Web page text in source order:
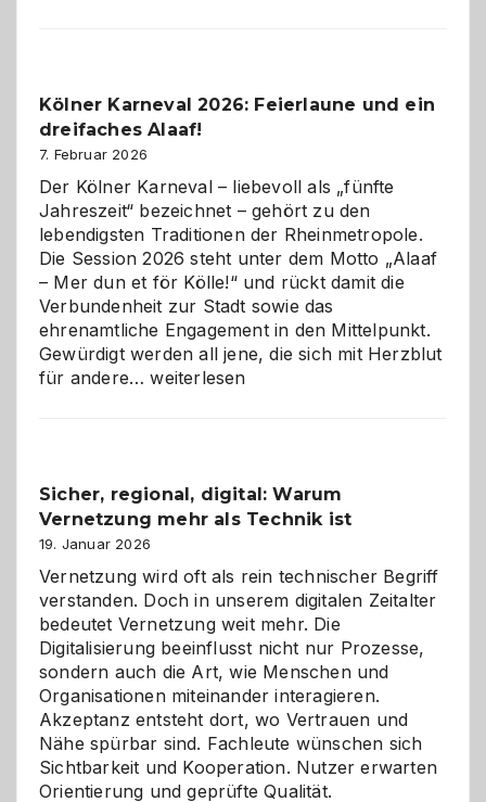
geworden
Kölner Karneval 2026: Feierlaune und ein
dreifaches Alaaf!
7. Februar 2026
Der Kölner Karneval – liebevoll als „fünfte
Jahreszeit“ bezeichnet – gehört zu den
lebendigsten Traditionen der Rheinmetropole.
Die Session 2026 steht unter dem Motto „Alaaf
– Mer dun et för Kölle!“ und rückt damit die
Verbundenheit zur Stadt sowie das
ehrenamtliche Engagement in den Mittelpunkt.
Gewürdigt werden all jene, die sich mit Herzblut
für andere…Kölner
ein
dreifaches
Alaaf!
weiterlesen
Sicher, regional, digital: Warum
Vernetzung mehr als Technik ist
19. Januar 2026
Vernetzung wird oft als rein technischer Begriff
verstanden. Doch in unserem digitalen Zeitalter
bedeutet Vernetzung weit mehr. Die
Digitalisierung beeinflusst nicht nur Prozesse,
sondern auch die Art, wie Menschen und
Organisationen miteinander interagieren.
Akzeptanz entsteht dort, wo Vertrauen und
Nähe spürbar sind. Fachleute wünschen sich
Sichtbarkeit und Kooperation. Nutzer erwarten
Orientierung und geprüfte Qualität.